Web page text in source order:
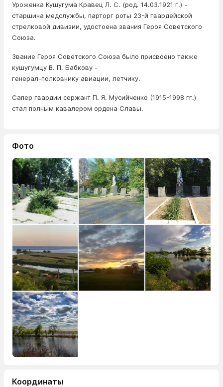
Уроженка Кушугума Кравец Л. С. (род. 14.03.1921 г.) -
старшина медслужбы, парторг роты 23-й гвардейской
стрелковой дивизии, удостоена звания Героя Советского
Союза.
Звание Героя Советского Союза было присвоено также
кушугумцу В. П. Бабкову -
генерал-полковнику авиации, летчику.
Сапер гвардии сержант П. Я. Мусийченко (1915-1998 гг.)
стал полным кавалером ордена Славы.
Фото
Координаты